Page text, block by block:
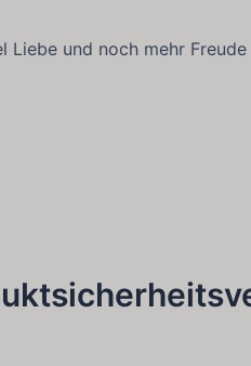
und noch mehr